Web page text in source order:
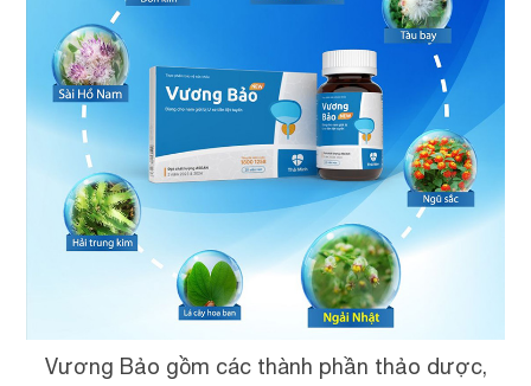
Vương Bảo gồm các thành phần thảo dược,